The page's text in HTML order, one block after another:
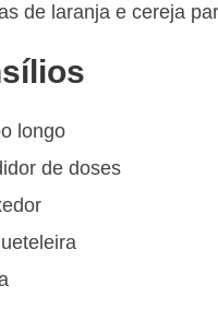
de laranja e cereja
longo
de doses